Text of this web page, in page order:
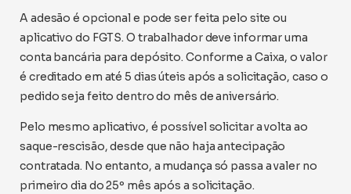
A adesão é opcional e pode ser feita pelo site ou
aplicativo do FGTS. O trabalhador deve informar uma
conta bancária para depósito. Conforme a Caixa, o valor
é creditado em até 5 dias úteis após a solicitação, caso o
pedido seja feito dentro do mês de aniversário.
Pelo mesmo aplicativo, é possível solicitar a volta ao
saque-rescisão, desde que não haja antecipação
contratada. No entanto, a mudança só passa a valer no
primeiro dia do 25º mês após a solicitação.